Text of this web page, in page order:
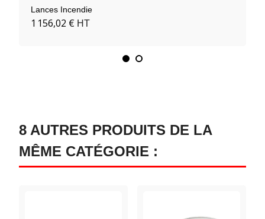
Lances Incendie
1 156,02 € HT
8 AUTRES PRODUITS DE LA
MÊME CATÉGORIE :